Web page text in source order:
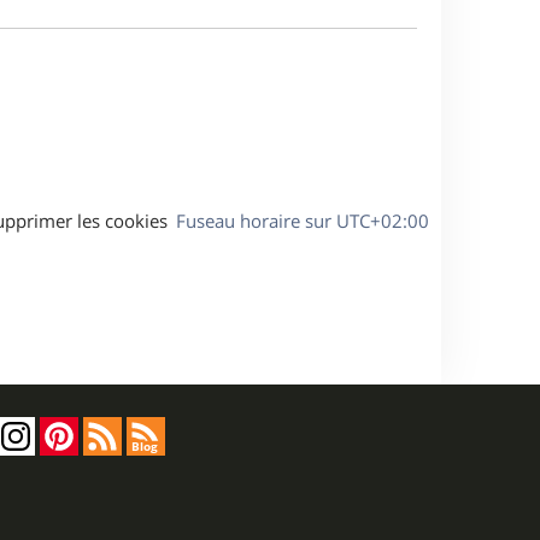
Fuseau horaire sur UTC+02:00
les cookies